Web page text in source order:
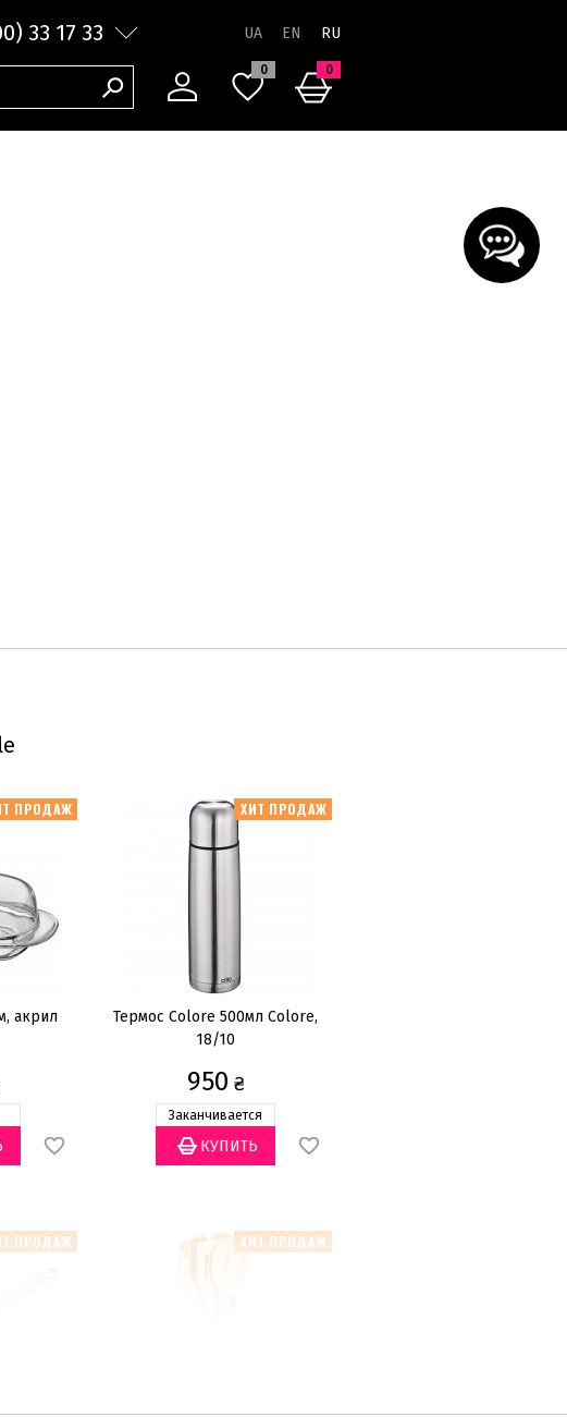
33 17 33 RU
0 0
ПРОДАЖ
акрил
ХИТ ПРОДАЖ
Термос Colore 500мл Colore,
18/10
950 ₴
Заканчивается
ПРОДАЖ ХИТ ПРОДАЖ